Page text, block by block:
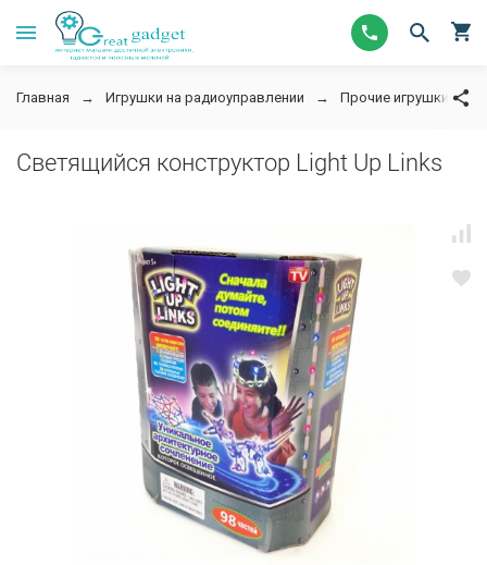
Главная Игрушки на радиоуправлении Прочие игрушки
Светящийся конструктор Light Up Links